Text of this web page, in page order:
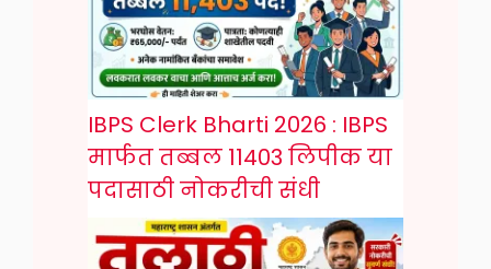
IBPS Clerk Bharti 2026 : IBPS
मार्फत तब्बल 11403 लिपीक या
पदासाठी नोकरीची संधी